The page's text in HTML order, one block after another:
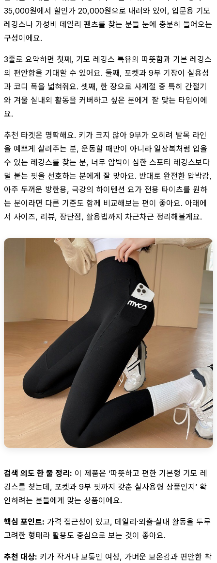
35,000원에서 할인가 20,000원으로 내려와 있어, 입문용 기모
레깅스나 가성비 데일리 팬츠를 찾는 분들 눈에 충분히 들어오는
구성이에요.
3줄로 요약하면 첫째, 기모 레깅스 특유의 따뜻함과 기본 레깅스
의 편안함을 기대할 수 있어요. 둘째, 포켓과 9부 기장이 실용성
과 코디 폭을 넓혀줘요. 셋째, 한 장으로 사계절 중 특히 간절기
와 겨울 실내외 활동을 커버하고 싶은 분에게 잘 맞는 타입이에
요.
추천 타겟은 명확해요. 키가 크지 않아 9부가 오히려 발목 라인
을 예쁘게 살려주는 분, 운동할 때만이 아니라 일상복처럼 입을
수 있는 레깅스를 찾는 분, 너무 압박이 심한 스포티 레깅스보다
덜 붙는 핏을 선호하는 분에게 잘 맞아요. 반대로 완전한 압박감,
아주 두꺼운 방한용, 극강의 하이텐션 요가 전용 타이츠를 원하
는 분이라면 다른 기준도 함께 비교해보는 편이 좋아요. 아래에
서 사이즈, 리뷰, 장단점, 활용법까지 차근차근 정리해볼게요.
검색 의도 한 줄 정리: 이 제품은 ‘따뜻하고 편한 기본형 기모 레
깅스를 찾는데, 포켓과 9부 핏까지 갖춘 실사용형 상품인지’ 확
인하려는 분들에게 맞는 상품이에요.
핵심 포인트: 가격 접근성이 있고, 데일리·외출·실내 활동을 두루
고려한 형태라 활용도 중심으로 보는 것이 좋아요.
추천 대상: 키가 작거나 보통인 여성, 가벼운 보온감과 편안한 착